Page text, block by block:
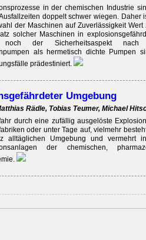
in der chemischen Industrie
doppelt schwer wiegen. Daher
der Maschinen auf Zuverlässigkeit Wert
solcher Maschinen in
noch der Sicherheitsaspekt nach
als hermetisch dichte Pumpen
prädestiniert.
Umgebung
Rädle, Tobias Teumer, Michael
durch eine zufällig ausgelöste
oder unter Tage auf, vielmehr
alltäglichen Umgebung und vermehrt
der chemischen,